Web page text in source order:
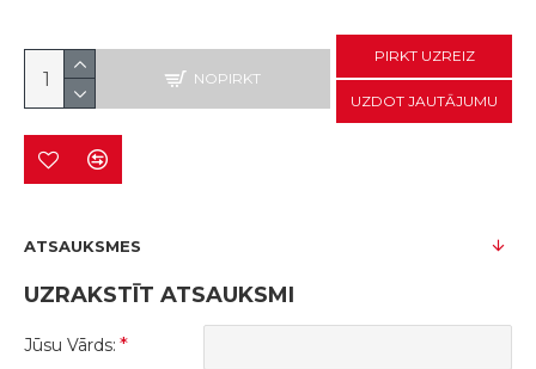
NOPIRKT
PIRKT UZREIZ
UZDOT JAUTĀJUMU
ATSAUKSMES
UZRAKSTĪT ATSAUKSMI
Jūsu Vārds: